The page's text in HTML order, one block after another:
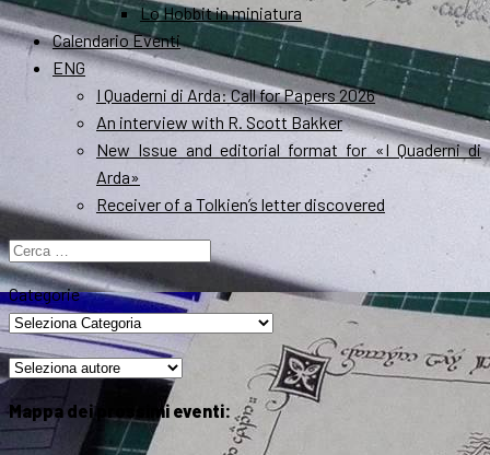
Lo Hobbit in miniatura
Calendario Eventi
ENG
I Quaderni di Arda: Call for Papers 2026
An interview with R. Scott Bakker
New Issue and editorial format for «I Quaderni di
Arda»
Receiver of a Tolkien’s letter discovered
Ricerca
per:
Categorie
Mappa dei prossimi eventi: